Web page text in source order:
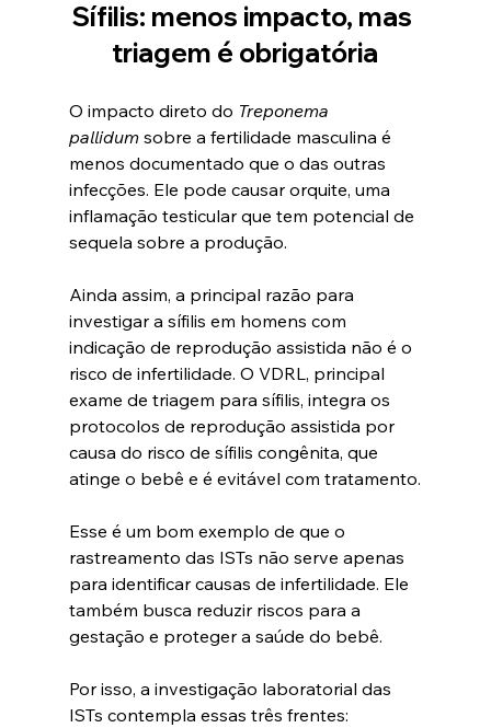
Sífilis: menos impacto, mas
triagem é obrigatória
O impacto direto do Treponema
pallidum sobre a fertilidade masculina é
menos documentado que o das outras
infecções. Ele pode causar orquite, uma
inflamação testicular que tem potencial de
sequela sobre a produção.
Ainda assim, a principal razão para
investigar a sífilis em homens com
indicação de reprodução assistida não é o
risco de infertilidade. O VDRL, principal
exame de triagem para sífilis, integra os
protocolos de reprodução assistida por
causa do risco de sífilis congênita, que
atinge o bebê e é evitável com tratamento.
Esse é um bom exemplo de que o
rastreamento das ISTs não serve apenas
para identificar causas de infertilidade. Ele
também busca reduzir riscos para a
gestação e proteger a saúde do bebê.
Por isso, a investigação laboratorial das
ISTs contempla essas três frentes: